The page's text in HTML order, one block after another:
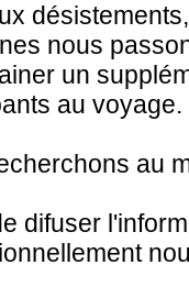
nous
un
au voyage.
au
difuser